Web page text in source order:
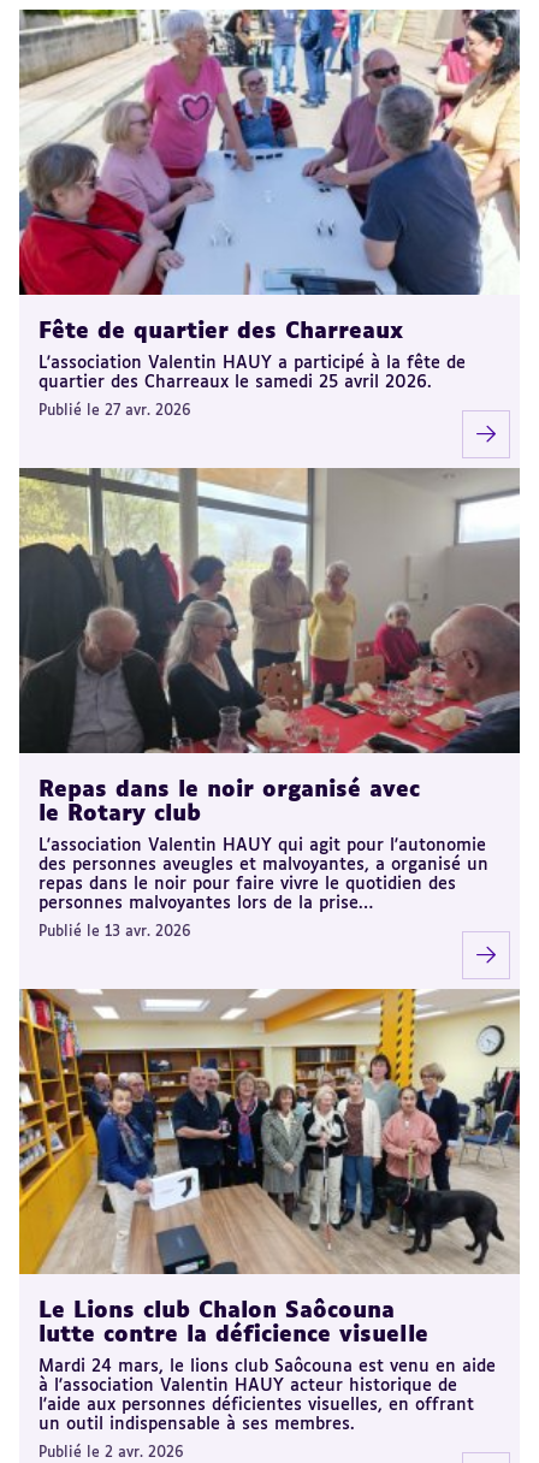
Fête de quartier des Charreaux
L'association Valentin HAUY a participé à la fête de
quartier des Charreaux le samedi 25 avril 2026.
Publié le 27 avr. 2026
Repas dans le noir organisé avec
le Rotary club
L'association Valentin HAUY qui agit pour l'autonomie
des personnes aveugles et malvoyantes, a organisé un
repas dans le noir pour faire vivre le quotidien des
personnes malvoyantes lors de la prise…
Publié le 13 avr. 2026
Le Lions club Chalon Saôcouna
lutte contre la déficience visuelle
Mardi 24 mars, le lions club Saôcouna est venu en aide
à l'association Valentin HAUY acteur historique de
l'aide aux personnes déficientes visuelles, en offrant
un outil indispensable à ses membres.
Publié le 2 avr. 2026